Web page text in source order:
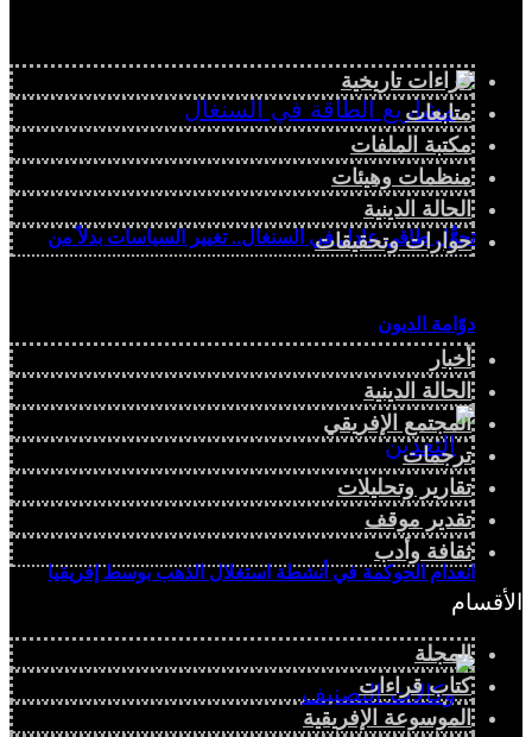
تحوُّل طاقي عادل في السنغال.. تغيير السياسات بدلاً من
دوّامة الديون
انعدام الحوكمة في أنشطة استغلال الذهب بوسط إفريقيا
قراءات تاريخية
متابعات
مكتبة الملفات
منظمات وهيئات
الحالة الدينية
حوارات وتحقيقات
أخبار
الحالة الدينية
المجتمع الإفريقي
ترجمات
تقارير وتحليلات
تقدير موقف
ثقافة وأدب
الأقسام
المجلة
كتاب قراءات
الموسوعة الإفريقية